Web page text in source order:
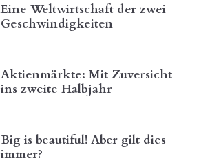
Eine Weltwirtschaft der zwei
Geschwindigkeiten
Aktienmärkte: Mit Zuversicht
ins zweite Halbjahr
Big is beautiful! Aber gilt dies
immer?